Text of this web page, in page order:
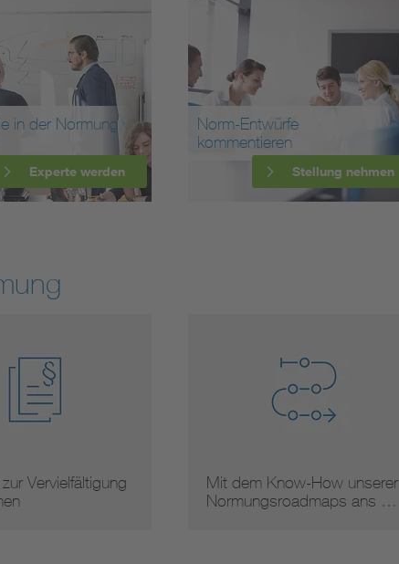
in der Normung
Experte werden
Norm-Entwürfe
kommentieren
Stellung nehmen
Vervielfältigung
Mit dem Know-How unserer
Normungsroadmaps ans …